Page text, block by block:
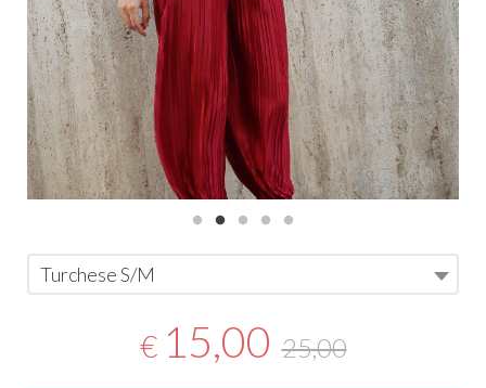
Turchese S/M
€ 15,00 25,00